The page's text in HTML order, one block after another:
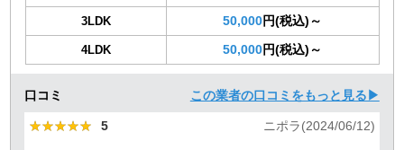
3LDK 50,000円(税込)～
4LDK 50,000円(税込)～
口コミ この業者の口コミをもっと見る▶
★★★★★
★★★★★ 5 ニポラ(2024/06/12)